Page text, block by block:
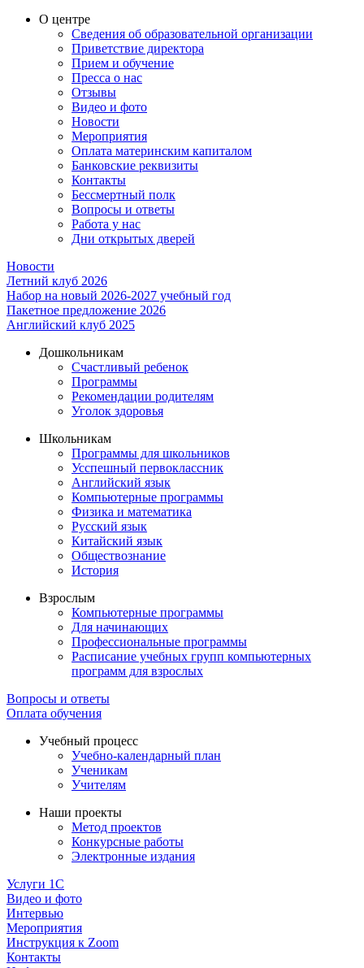
О центре
Сведения об образовательной организации
Приветствие директора
Прием и обучение
Пресса о нас
Отзывы
Видео и фото
Новости
Мероприятия
Оплата материнским капиталом
Банковские реквизиты
Контакты
Бессмертный полк
Вопросы и ответы
Работа у нас
Дни открытых дверей
Новости
Летний клуб 2026
Набор на новый 2026-2027 учебный год
Пакетное предложение 2026
Английский клуб 2025
Дошкольникам
Счастливый ребенок
Программы
Рекомендации родителям
Уголок здоровья
Школьникам
Программы для школьников
Усспешный первоклассник
Английский язык
Компьютерные программы
Физика и математика
Русский язык
Китайский язык
Обществознание
История
Взрослым
Компьютерные программы
Для начинающих
Профессиональные программы
Расписание учебных групп компьютерных
программ для взрослых
Вопросы и ответы
Оплата обучения
Учебный процесс
Учебно-календарный план
Ученикам
Учителям
Наши проекты
Метод проектов
Конкурсные работы
Электронные издания
Услуги 1C
Видео и фото
Интервью
Мероприятия
Инструкция к Zoom
Контакты